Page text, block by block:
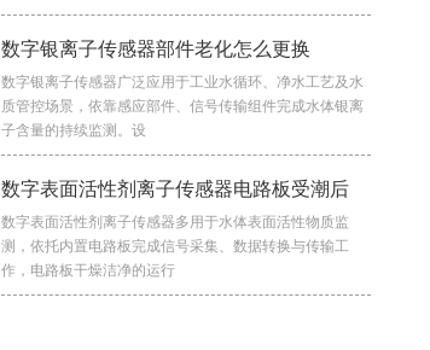
数字银离子传感器部件老化怎么更换
数字银离子传感器广泛应用于工业水循环、净水工艺及水
质管控场景，依靠感应部件、信号传输组件完成水体银离
子含量的持续监测。设
数字表面活性剂离子传感器电路板受潮后
数字表面活性剂离子传感器多用于水体表面活性物质监
测，依托内置电路板完成信号采集、数据转换与传输工
作，电路板干燥洁净的运行